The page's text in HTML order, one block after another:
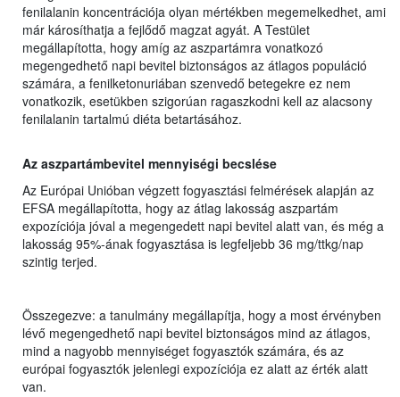
fenilalanin koncentrációja olyan mértékben megemelkedhet, ami
már károsíthatja a fejlődő magzat agyát. A Testület
megállapította, hogy amíg az aszpartámra vonatkozó
megengedhető napi bevitel biztonságos az átlagos populáció
számára, a fenilketonuriában szenvedő betegekre ez nem
vonatkozik, esetükben szigorúan ragaszkodni kell az alacsony
fenilalanin tartalmú diéta betartásához.
Az aszpartámbevitel mennyiségi becslése
Az Európai Unióban végzett fogyasztási felmérések alapján az
EFSA megállapította, hogy az átlag lakosság aszpartám
expozíciója jóval a megengedett napi bevitel alatt van, és még a
lakosság 95%-ának fogyasztása is legfeljebb 36 mg/ttkg/nap
szintig terjed.
Összegezve: a tanulmány megállapítja, hogy a most érvényben
lévő megengedhető napi bevitel biztonságos mind az átlagos,
mind a nagyobb mennyiséget fogyasztók számára, és az
európai fogyasztók jelenlegi expozíciója ez alatt az érték alatt
van.